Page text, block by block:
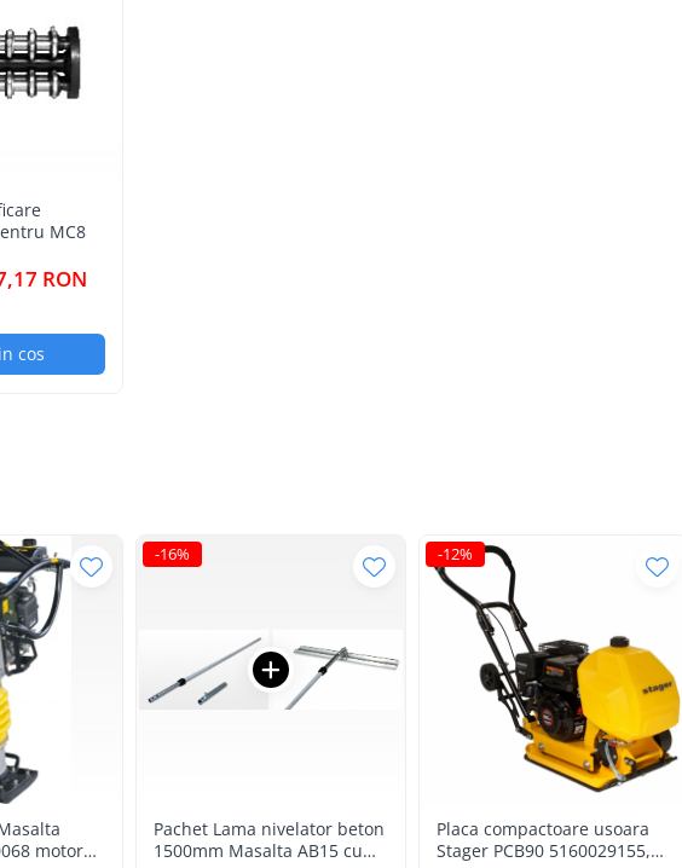
Acestea sunt disponibile optional.
MC8
RON
cos
motor
-16%
Pachet Lama nivelator beton
1500mm Masalta AB15 cu
-12%
Placa compactoare usoara
Stager PCB90 5160029155,